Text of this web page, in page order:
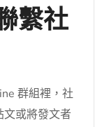
繫社
群組裡，社
文或將發文者